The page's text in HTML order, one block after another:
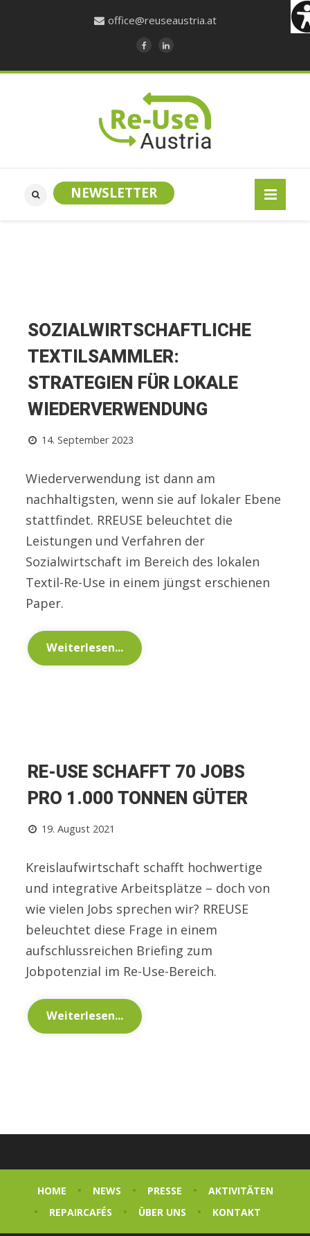
office@reuseaustria.at
NEWSLETTER
SOZIALWIRTSCHAFTLICHE
TEXTILSAMMLER:
STRATEGIEN FÜR LOKALE
WIEDERVERWENDUNG
14. September 2023
Wiederverwendung ist dann am
nachhaltigsten, wenn sie auf lokaler Ebene
stattfindet. RREUSE beleuchtet die
Leistungen und Verfahren der
Sozialwirtschaft im Bereich des lokalen
Textil-Re-Use in einem jüngst erschienen
Paper.
Weiterlesen...
RE-USE SCHAFFT 70 JOBS
PRO 1.000 TONNEN GÜTER
19. August 2021
Kreislaufwirtschaft schafft hochwertige
und integrative Arbeitsplätze – doch von
wie vielen Jobs sprechen wir? RREUSE
beleuchtet diese Frage in einem
aufschlussreichen Briefing zum
Jobpotenzial im Re-Use-Bereich.
Weiterlesen...
HOME NEWS PRESSE
AKTIVITÄTEN
REPAIRCAFÉS
ÜBER UNS KONTAKT